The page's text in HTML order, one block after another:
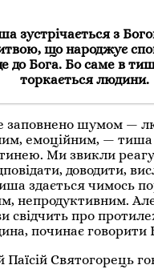
зустрічається з
що народжує
до Бога. Бо саме в
торкається людини.
заповнено шумом —
емоційним, —
Ми звикли
доводити,
здається чимось
непродуктивним.
свідчить про
починає говорити
Паїсій Святогорець